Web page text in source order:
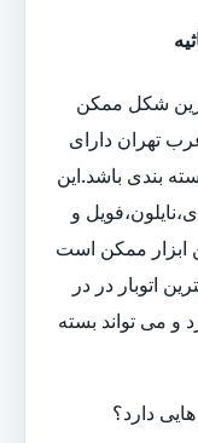
شکل ممکن
تهران دارای
بندی باشد.این
و
ابزار ممکن است
اتوبار در در
و می تواند بسته
دارد؟